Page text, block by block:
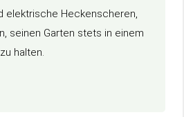
elektrische Heckenscheren,
seinen Garten stets in einem
halten.